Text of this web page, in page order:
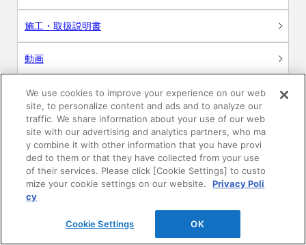
施工・取扱説明書
動画
シミュレーションツール
24時間換気システム〈エアスマート〉
簡易設計見積ソフト
R&Dセンター環境測定・分析サービス
商品マスター申し込み
We use cookies to improve your experience on our web
site, to personalize content and ads and to analyze our
traffic. We share information about your use of our web
site with our advertising and analytics partners, who ma
y combine it with other information that you have provi
ded to them or that they have collected from your use
of their services. Please click [Cookie Settings] to custo
mize your cookie settings on our website.
Privacy Poli
cy
Cookie Settings OK